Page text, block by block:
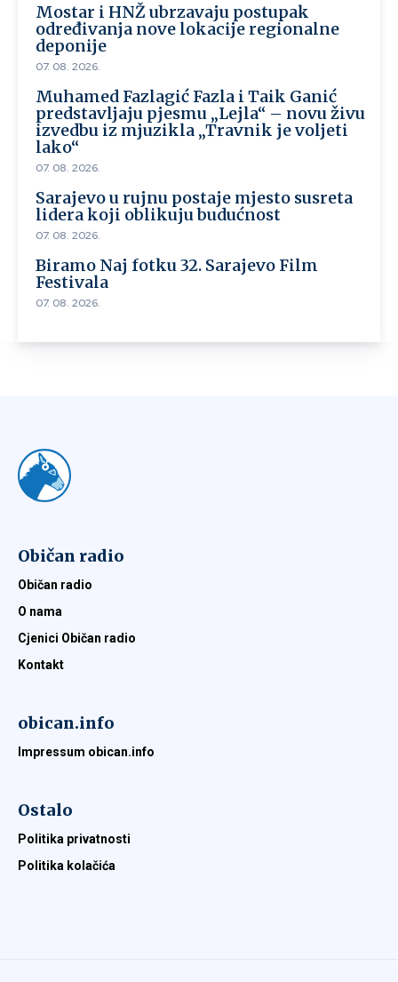
Mostar i HNŽ ubrzavaju postupak
određivanja nove lokacije regionalne
deponije
07. 08. 2026.
Muhamed Fazlagić Fazla i Taik Ganić
predstavljaju pjesmu „Lejla“ – novu živu
izvedbu iz mjuzikla „Travnik je voljeti
lako“
07. 08. 2026.
Sarajevo u rujnu postaje mjesto susreta
lidera koji oblikuju budućnost
07. 08. 2026.
Biramo Naj fotku 32. Sarajevo Film
Festivala
07. 08. 2026.
Običan radio
Običan radio
O nama
Cjenici Običan radio
Kontakt
obican.info
Impressum obican.info
Ostalo
Politika privatnosti
Politika kolačića